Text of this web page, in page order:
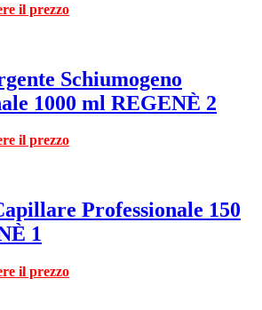
il prezzo
Schiumogeno
1000 ml REGENÈ 2
il prezzo
Professionale 150
1
il prezzo